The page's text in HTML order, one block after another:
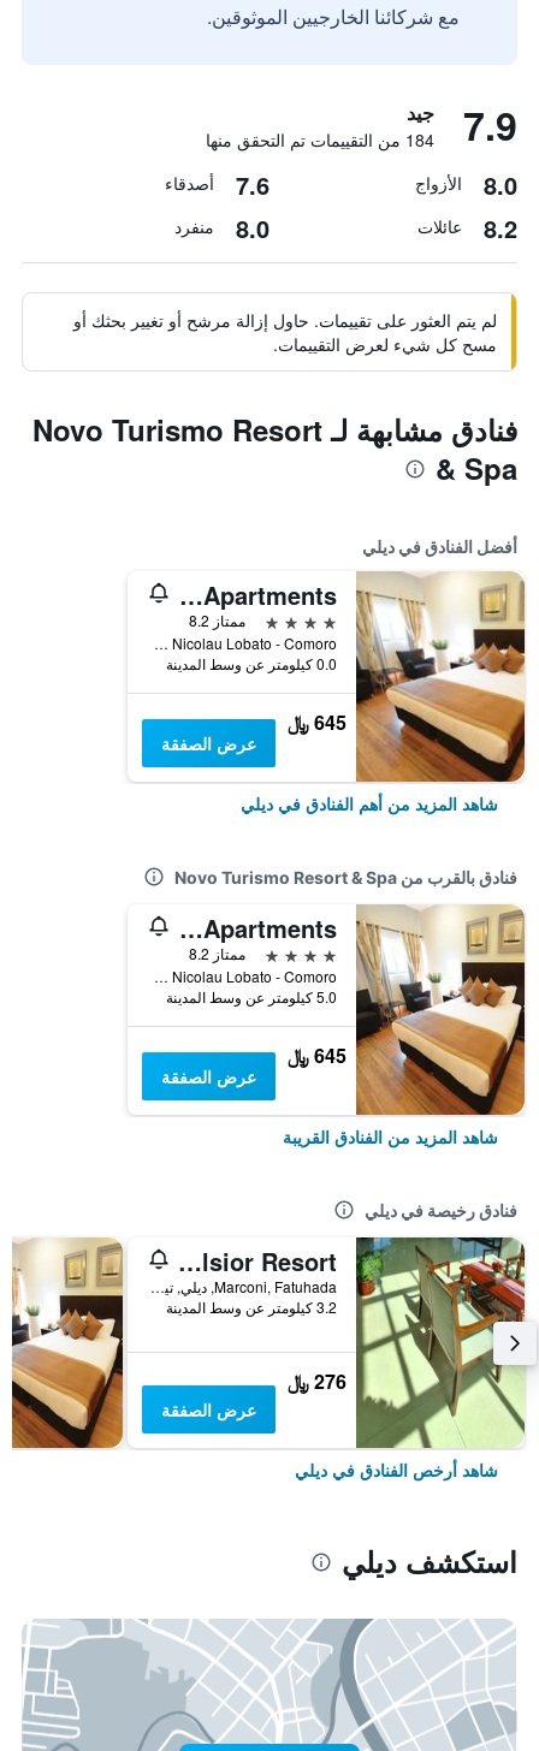
مع شركائنا الخارجيين الموثوقين.
7.9 جيد
184 من التقييمات تم التحقق منها
8.0 الأزواج 7.6 أصدقاء
8.2 عائلات 8.0 منفرد
لم يتم العثور على تقييمات. حاول إزالة مرشح أو تغيير بحثك أو
مسح كل شيء لعرض التقييمات.
فنادق مشابهة لـ Novo Turismo Resort
& Spa
أفضل الفنادق في ديلي
Timor Plaza Hotel & Apartments
4 نجوم
ممتاز 8.2
Timor Plaza, Level 5, Rua Presidente Nicolau Lobato - Comoro, ديلي, تيمور الشرقية
0.0 كيلومتر عن وسط المدينة
645 ﷼
عرض الصفقة
شاهد المزيد من أهم الفنادق في ديلي
فنادق بالقرب من Novo Turismo Resort & Spa
Timor Plaza Hotel & Apartments
4 نجوم
ممتاز 8.2
Timor Plaza, Level 5, Rua Presidente Nicolau Lobato - Comoro, ديلي, تيمور الشرقية
5.0 كيلومتر عن وسط المدينة
645 ﷼
عرض الصفقة
شاهد المزيد من الفنادق القريبة
فنادق رخيصة في ديلي
Excelsior Resort
Marconi, Fatuhada, ديلي, تيمور الشرقية
3.2 كيلومتر عن وسط المدينة
276 ﷼
عرض الصفقة
شاهد أرخص الفنادق في ديلي
استكشف ديلي